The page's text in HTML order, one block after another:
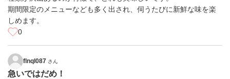
期間限定のメニューなども多く出され、伺うたびに新鮮な味を楽
しめます。
0
flnql087 さん
急いではだめ！